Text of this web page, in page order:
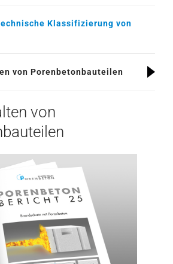
Klassifizierung von
von Porenbetonbauteilen
von